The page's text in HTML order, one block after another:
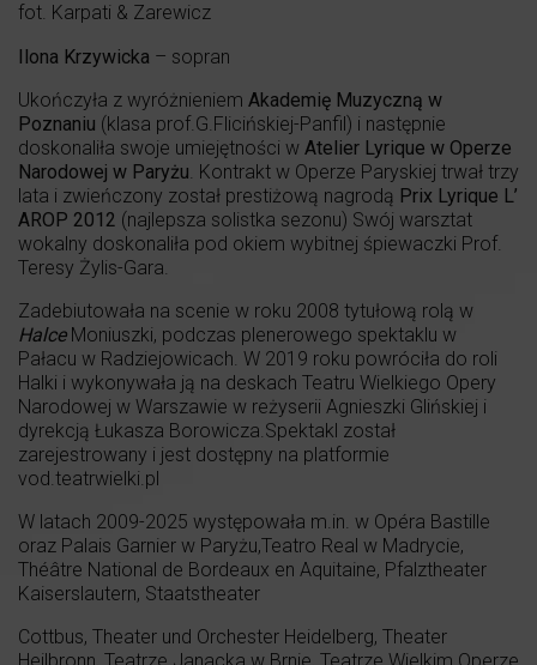
fot. Karpati & Zarewicz
Ilona Krzywicka – sopran
Ukończyła z wyróżnieniem Akademię Muzyczną w
Poznaniu (klasa prof.G.Flicińskiej-Panfil) i następnie
doskonaliła swoje umiejętności w Atelier Lyrique w Operze
Narodowej w Paryżu. Kontrakt w Operze Paryskiej trwał trzy
lata i zwieńczony został prestiżową nagrodą Prix Lyrique L’
AROP 2012 (najlepsza solistka sezonu) Swój warsztat
wokalny doskonaliła pod okiem wybitnej śpiewaczki Prof.
Teresy Żylis-Gara.
Zadebiutowała na scenie w roku 2008 tytułową rolą w
HalceMoniuszki, podczas plenerowego spektaklu w
Pałacu w Radziejowicach. W 2019 roku powróciła do roli
Halki i wykonywała ją na deskach Teatru Wielkiego Opery
Narodowej w Warszawie w reżyserii Agnieszki Glińskiej i
dyrekcją Łukasza Borowicza.Spektakl został
zarejestrowany i jest dostępny na platformie
vod.teatrwielki.pl
W latach 2009-2025 występowała m.in. w Opéra Bastille
oraz Palais Garnier w Paryżu,Teatro Real w Madrycie,
Théâtre National de Bordeaux en Aquitaine, Pfalztheater
Kaiserslautern, Staatstheater
Cottbus, Theater und Orchester Heidelberg, Theater